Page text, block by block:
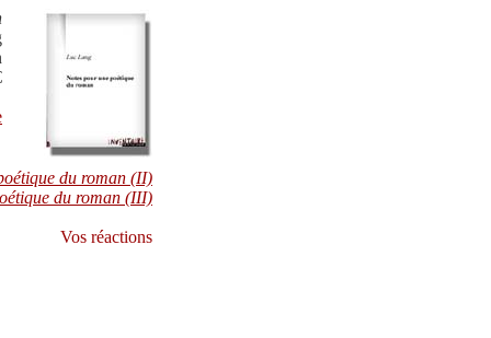
du roman (II)
du roman (III)
Vos réactions